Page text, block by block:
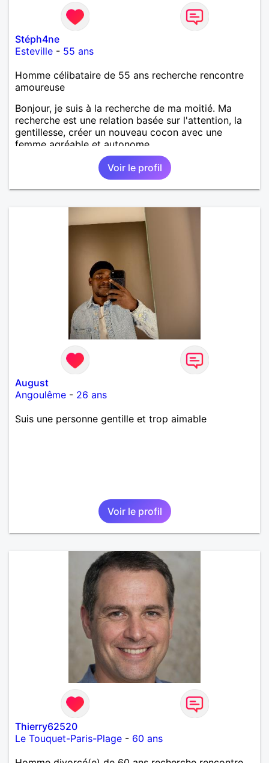
Stéph4ne
Esteville - 55 ans
Homme célibataire de 55 ans recherche rencontre
amoureuse
Bonjour, je suis à la recherche de ma moitié. Ma
recherche est une relation basée sur l'attention, la
gentillesse, créer un nouveau cocon avec une
femme agréable et autonome.
Voir le profil
August
Angoulême - 26 ans
Suis une personne gentille et trop aimable
Voir le profil
Thierry62520
Le Touquet-Paris-Plage - 60 ans